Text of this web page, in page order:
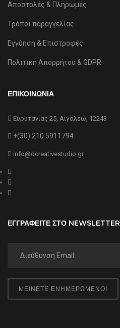
Αποστολές & Πληρωμές
Τρόποι παραγγελίας
Εγγύηση & Επιστροφές
Πολιτική Απορρήτου & GDPR
ΕΠΙΚΟΙΝΩΝΙΑ
Ευρυτανίας 25, Αιγάλεω, 12243
+(30) 210 5911794
info@dcreativestudio.gr
ΕΓΓΡΑΦΕΙΤΕ ΣΤΟ NEWSLETTER
ΜΕΙΝΕΤΕ ΕΝΗΜΕΡΩΜΕΝΟΙ